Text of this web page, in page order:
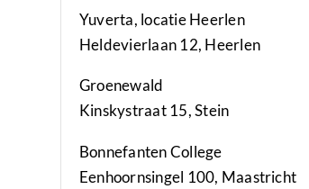
Yuverta, locatie Heerlen
Heldevierlaan 12, Heerlen
Groenewald
Kinskystraat 15, Stein
Bonnefanten College
Eenhoornsingel 100, Maastricht